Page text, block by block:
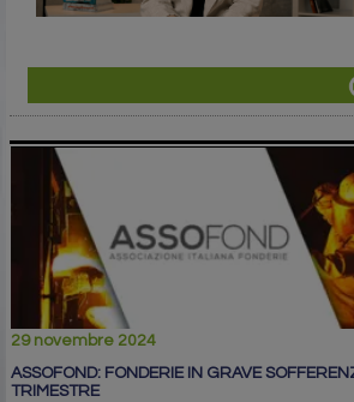
29 novembre 2024
ASSOFOND: FONDERIE IN GRAVE
TRIMESTRE